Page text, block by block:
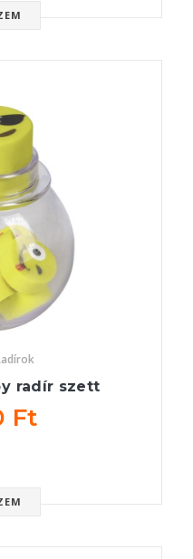
radír szett
Ft